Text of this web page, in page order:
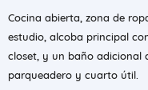
Cocina abierta, zona de
estudio, alcoba principal
closet, y un baño adicional
parqueadero y cuarto útil.